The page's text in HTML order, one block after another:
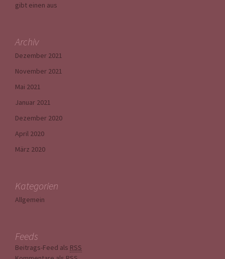
gibt einen aus
Archiv
Dezember 2021
November 2021
Mai 2021
Januar 2021
Dezember 2020
April 2020
März 2020
Kategorien
Allgemein
Feeds
Beitrags-Feed als RSS